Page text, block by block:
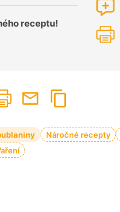
receptu!
Náročné recepty